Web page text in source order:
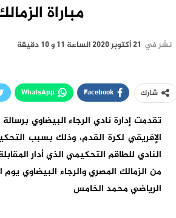
مباراة
نشر في 21 أكتوبر 2020 الساعة 11 و 10 دقيقة
شارك Facebook
WhatsApp
تقدمت إدارة نادي الرجاء البيضاوي
الإفريقي لكرة القدم، وذلك بسبب
النادي للطاقم التحكيمي الذي أدار
من الزمالك المصري والرجاء البيضاوي يوم
الرياضي محمد الخامس